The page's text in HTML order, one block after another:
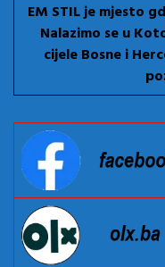
EM STIL je mjesto
Nalazimo se u
cijele Bosne i